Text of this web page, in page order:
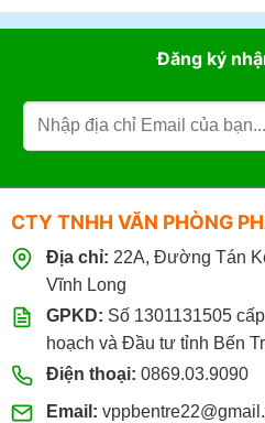
Đăng ký
CTY TNHH VĂN PHÒNG
Địa chỉ: 22A, Đường Tán
Vĩnh Long
GPKD: Số 1301131505
hoạch và Đầu tư tỉnh Bến
Điện thoại: 0869.03.9090
Email: